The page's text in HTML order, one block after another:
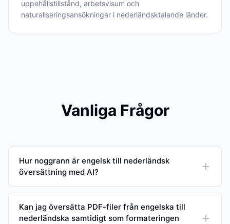
uppehållstillstånd, arbetsvisum och
naturaliseringsansökningar i nederländsktalande länder.
Vanliga Frågor
Hur noggrann är engelsk till nederländsk
översättning med AI?
Kan jag översätta PDF-filer från engelska till
nederländska samtidigt som formateringen